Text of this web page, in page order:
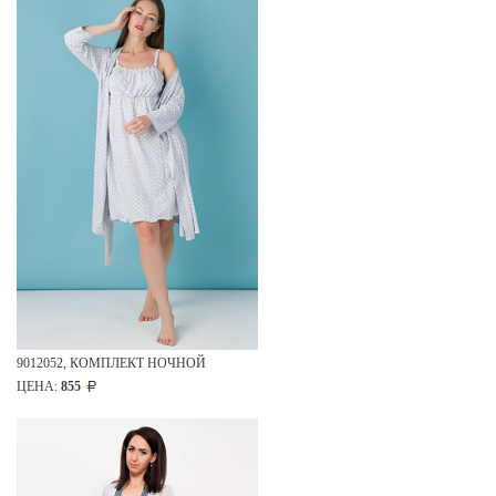
9012052, КОМПЛЕКТ НОЧНОЙ
ЦЕНА: 855